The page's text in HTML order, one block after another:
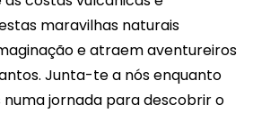
maravilhas naturais
e atraem aventureiros
Junta-te a nós enquanto
jornada para descobrir o